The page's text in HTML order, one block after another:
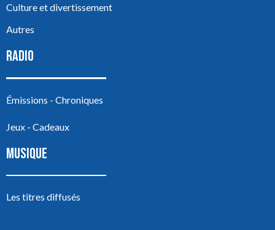
Culture et divertissement
Autres
RADIO
Émissions - Chroniques
Jeux - Cadeaux
MUSIQUE
Les titres diffusés